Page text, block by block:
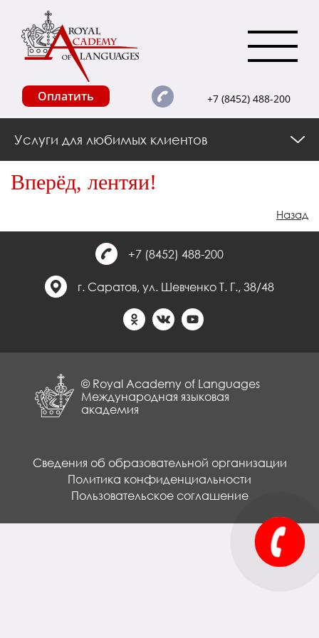
Оплатить +7 (8452) 488-200
Услуги для любимых клиентов
Вперёд, лентяи!
Назад
+7 (8452) 488-200
г. Саратов, ул. Шевченко Т. Г., 38/48
© Royal Academy of Languages
Международная языковая
академия
Сведения об образовательной организации
Политика конфиденциальности
Пользовательское соглашение